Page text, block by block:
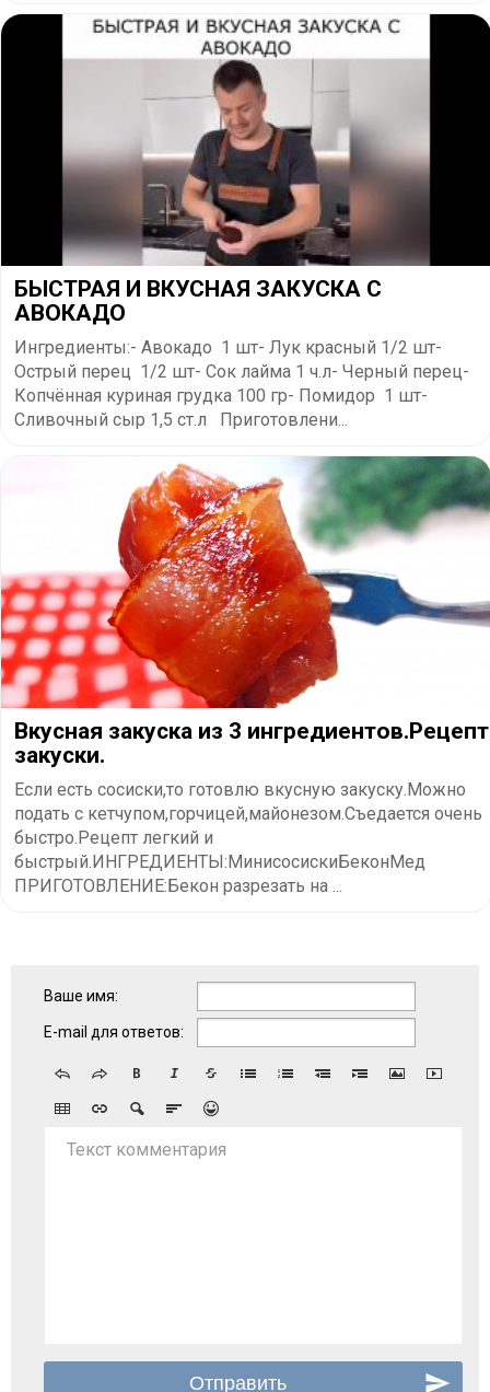
БЫСТРАЯ И ВКУСНАЯ ЗАКУСКА С
АВОКАДО
Ингредиенты:- Авокадо 1 шт- Лук красный 1/2 шт-
Острый перец 1/2 шт- Сок лайма 1 ч.л- Черный перец-
Копчённая куриная грудка 100 гр- Помидор 1 шт-
Сливочный сыр 1,5 ст.л⠀Приготовлени...
Вкусная закуска из 3 ингредиентов.Рецепт
закуски.
Если есть сосиски,то готовлю вкусную закуску.Можно
подать с кетчупом,горчицей,майонезом.Съедается очень
быстро.Рецепт легкий и
быстрый.ИНГРЕДИЕНТЫ:МинисосискиБеконМед
ПРИГОТОВЛЕНИЕ:Бекон разрезать на ...
Ваше имя:
E-mail для ответов:
Текст комментария